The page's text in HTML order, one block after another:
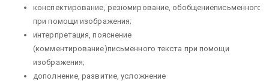
конспектирование, резюмирование, обобщениеписьменного
при помощи изображения;
интерпретация, пояснение
(комментирование)письменного текста при помощи
изображения;
дополнение, развитие, усложнение